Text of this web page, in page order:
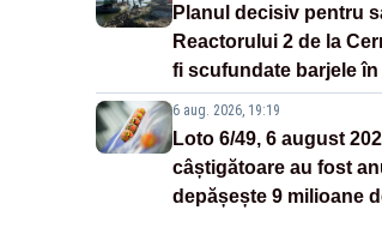
Planul decisiv pentru
Reactorului 2 de la
fi scufundate barjele
6 aug. 2026, 19:19
Loto 6/49, 6 august
câștigătoare au fost
depășește 9 milioane